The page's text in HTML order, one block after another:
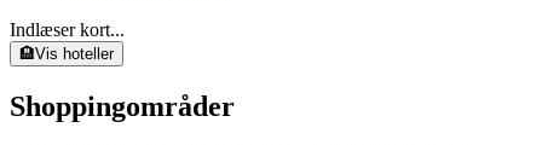
Indlæser kort...
🏨Vis hoteller
Shoppingområder